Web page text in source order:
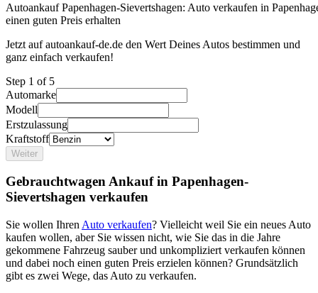
Autoankauf Papenhagen-Sievertshagen: Auto verkaufen in
einen guten Preis erhalten
Jetzt auf autoankauf-de.de den Wert Deines Autos bestimmen und
ganz einfach verkaufen!
Step 1 of 5
Automarke
Modell
Erstzulassung
Kraftstoff
Weiter
Gebrauchtwagen Ankauf in Papenhagen-
Sievertshagen verkaufen
Sie wollen Ihren Auto verkaufen? Vielleicht weil Sie ein neues Auto
kaufen wollen, aber Sie wissen nicht, wie Sie das in die Jahre
gekommene Fahrzeug sauber und unkompliziert verkaufen können
und dabei noch einen guten Preis erzielen können? Grundsätzlich
gibt es zwei Wege, das Auto zu verkaufen.